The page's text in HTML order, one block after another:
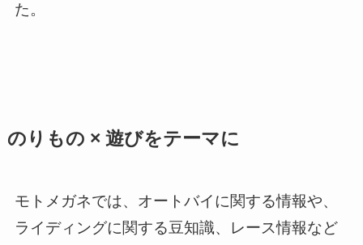
た。
のりもの × 遊びをテーマに
モトメガネでは、オートバイに関する情報や、
ライディングに関する豆知識、レース情報など